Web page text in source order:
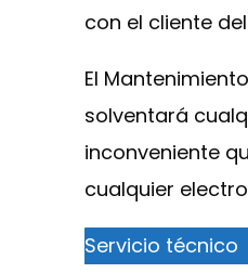
con el cliente
El
solventará
inconveniente
cualquier
Servicio técnico